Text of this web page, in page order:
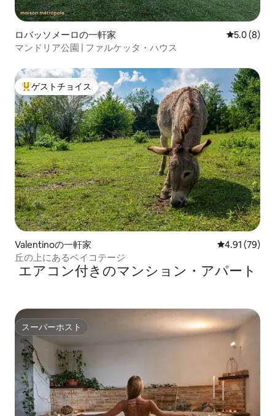
ロバッソメーロの一軒家 レビュー8
5.0 (8)
マンドリア公園 | ファルケッタ・ハウス
大好評のゲストチョイスです。
ゲストチョイス
Valentinoの一軒家 レビュー79
4.91 (79)
丘の上にあるベイコテージ
エアコン付きのマンション・アパート
スーパーホスト
スーパーホスト